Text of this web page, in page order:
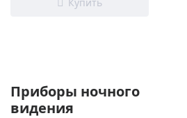
Приборы ночного
видения